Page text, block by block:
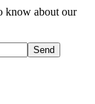
know about our
Send